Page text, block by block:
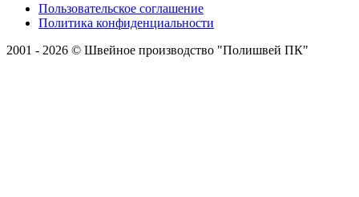
Пользовательское соглашение
Политика конфиденциальности
2001 - 2026 © Швейное производство "Полишвей ПК"